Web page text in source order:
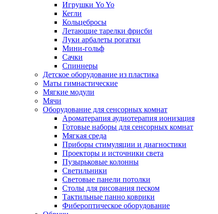
Игрушки Yo Yo
Кегли
Кольцебросы
Летающие тарелки фрисби
Луки арбалеты рогатки
Мини-гольф
Сачки
Спиннеры
Детское оборудование из пластика
Маты гимнастические
Мягкие модули
Мячи
Оборудование для сенсорных комнат
Ароматерапия аудиотерапия ионизация
Готовые наборы для сенсорных комнат
Мягкая среда
Приборы стимуляции и диагностики
Проекторы и источники света
Пузырьковые колонны
Светильники
Световые панели потолки
Столы для рисования песком
Тактильные панно коврики
Фибероптическое оборудование